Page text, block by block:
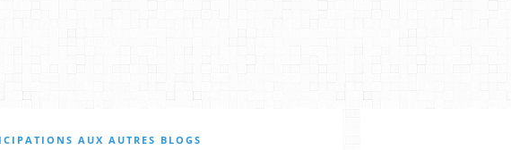
AUX AUTRES BLOGS